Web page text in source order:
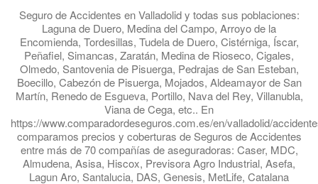
Seguro de Accidentes en Valladolid y todas sus poblaciones:
Laguna de Duero, Medina del Campo, Arroyo de la
Encomienda, Tordesillas, Tudela de Duero, Cistérniga, Íscar,
Peñafiel, Simancas, Zaratán, Medina de Rioseco, Cigales,
Olmedo, Santovenia de Pisuerga, Pedrajas de San Esteban,
Boecillo, Cabezón de Pisuerga, Mojados, Aldeamayor de San
Martín, Renedo de Esgueva, Portillo, Nava del Rey, Villanubla,
Viana de Cega, etc.. En
https://www.comparadordeseguros.com.es/en/valladolid/
comparamos precios y coberturas de Seguros de Accidentes
entre más de 70 compañías de aseguradoras: Caser, MDC,
Almudena, Asisa, Hiscox, Previsora Agro Industrial, Asefa,
Lagun Aro, Santalucia, DAS, Genesis, MetLife, Catalana